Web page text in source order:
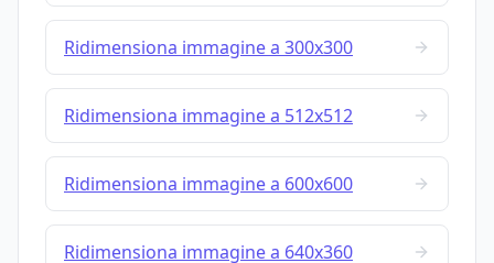
Ridimensiona immagine a 300x300
Ridimensiona immagine a 512x512
Ridimensiona immagine a 600x600
Ridimensiona immagine a 640x360